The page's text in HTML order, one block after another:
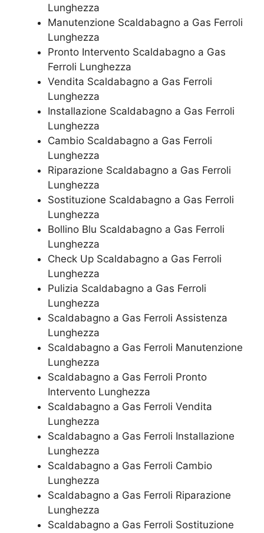
Lunghezza
Manutenzione Scaldabagno a Gas Ferroli
Lunghezza
Pronto Intervento Scaldabagno a Gas
Ferroli Lunghezza
Vendita Scaldabagno a Gas Ferroli
Lunghezza
Installazione Scaldabagno a Gas Ferroli
Lunghezza
Cambio Scaldabagno a Gas Ferroli
Lunghezza
Riparazione Scaldabagno a Gas Ferroli
Lunghezza
Sostituzione Scaldabagno a Gas Ferroli
Lunghezza
Bollino Blu Scaldabagno a Gas Ferroli
Lunghezza
Check Up Scaldabagno a Gas Ferroli
Lunghezza
Pulizia Scaldabagno a Gas Ferroli
Lunghezza
Scaldabagno a Gas Ferroli Assistenza
Lunghezza
Scaldabagno a Gas Ferroli Manutenzione
Lunghezza
Scaldabagno a Gas Ferroli Pronto
Intervento Lunghezza
Scaldabagno a Gas Ferroli Vendita
Lunghezza
Scaldabagno a Gas Ferroli Installazione
Lunghezza
Scaldabagno a Gas Ferroli Cambio
Lunghezza
Scaldabagno a Gas Ferroli Riparazione
Lunghezza
Scaldabagno a Gas Ferroli Sostituzione